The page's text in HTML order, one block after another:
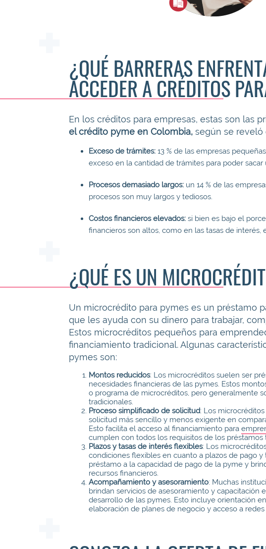
¿QUÉ BARRERAS
ACCEDER A CRÉDITOS
En los créditos para empresas, estas son las
el crédito pyme en Colombia,según se reveló
Exceso de trámites: 13 % de las empresas
exceso en la cantidad de trámites para poder sacar
Procesos demasiado largos:un 14 % de las
procesos son muy largos y tediosos.
Costos financieros elevados: si bien es bajo el
financieros son altos, como en las tasas de
¿QUÉ ES UN
Un microcrédito para pymes es un préstamo
que les ayuda con su dinero para trabajar,
Estos microcréditos pequeños para
financiamiento tradicional. Algunas
pymes son:
Montos reducidos: Los microcréditos suelen ser
necesidades financieras de las pymes. Estos
o programa de microcréditos, pero generalmente
tradicionales.
Proceso simplificado de solicitud: Los
solicitud más sencillo y menos exigente en
Esto facilita el acceso al financiamiento para
cumplen con todos los requisitos de los préstamos
Plazos y tasas de interés flexibles: Los
condiciones flexibles en cuanto a plazos de pago
préstamo a la capacidad de pago de la pyme y
recursos financieros.
Acompañamiento y asesoramiento: Muchas
brindan servicios de asesoramiento y capacitación
desarrollo de las pymes. Esto incluye orientación
elaboración de planes de negocio y acceso a